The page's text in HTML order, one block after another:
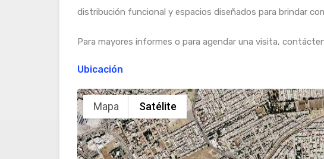
distribución funcional y espacios diseñados para brindar
Para mayores informes o para agendar una visita,
Ubicación
Mapa Satélite